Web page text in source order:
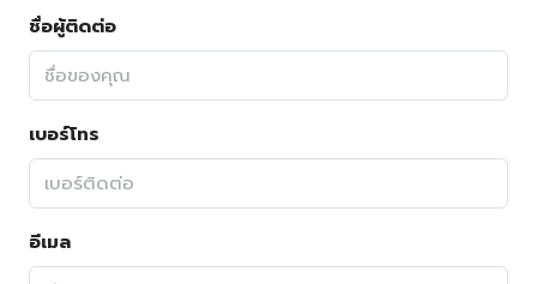
ชื่อผู้ติดต่อ
เบอร์โทร
อีเมล